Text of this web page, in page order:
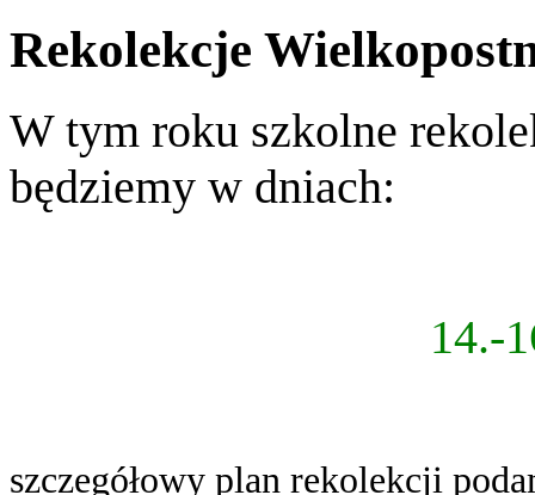
Rekolekcje
W tym roku szkolne
będziemy w dniach:
14.-
szczegółowy plan rekolekcji